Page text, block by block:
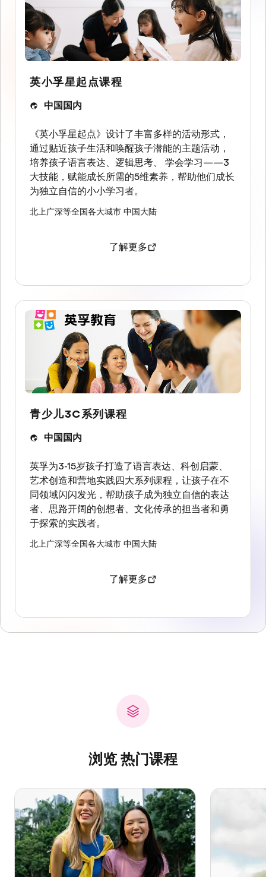
英小孚星起点课程
中国国内
《英小孚星起点》设计了丰富多样的活动形式，
通过贴近孩子生活和唤醒孩子潜能的主题活动，
培养孩子语言表达、逻辑思考、 学会学习——3
大技能，赋能成长所需的5维素养，帮助他们成长
为独立自信的小小学习者。
北上广深等全国各大城市 中国大陆
了解更多
青少儿3C系列课程
中国国内
英孚为3-15岁孩子打造了语言表达、科创启蒙、
艺术创造和营地实践四大系列课程，让孩子在不
同领域闪闪发光，帮助孩子成为独立自信的表达
者、思路开阔的创想者、文化传承的担当者和勇
于探索的实践者。
北上广深等全国各大城市 中国大陆
了解更多
浏览 热门课程